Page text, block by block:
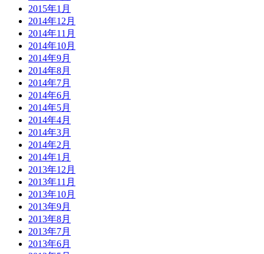
2015年1月
2014年12月
2014年11月
2014年10月
2014年9月
2014年8月
2014年7月
2014年6月
2014年5月
2014年4月
2014年3月
2014年2月
2014年1月
2013年12月
2013年11月
2013年10月
2013年9月
2013年8月
2013年7月
2013年6月